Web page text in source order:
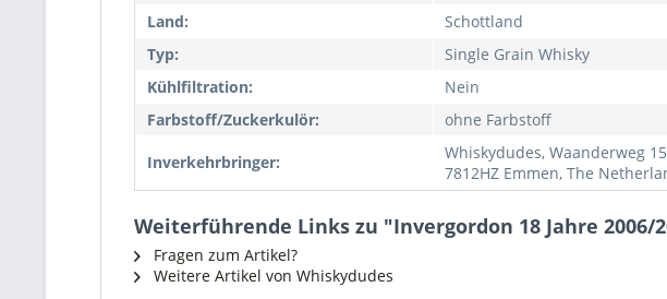
Land:
Schottland
Typ:
Single Grain Whisky
Kühlfiltration:
Nein
Farbstoff/Zuckerkulör:
ohne Farbstoff
Inverkehrbringer:
Whiskydudes, Waanderweg
7812HZ Emmen, The
Weiterführende Links zu "Invergordon 18 Jahre 2006/
Fragen zum Artikel?
Weitere Artikel von Whiskydudes